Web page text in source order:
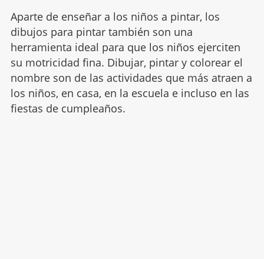
Aparte de enseñar a los niños a pintar, los
dibujos para pintar también son una
herramienta ideal para que los niños ejerciten
su motricidad fina. Dibujar, pintar y colorear el
nombre son de las actividades que más atraen a
los niños, en casa, en la escuela e incluso en las
fiestas de cumpleaños.